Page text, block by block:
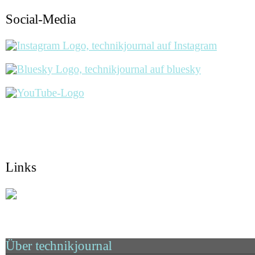
Social-Media
Links
Über technikjournal